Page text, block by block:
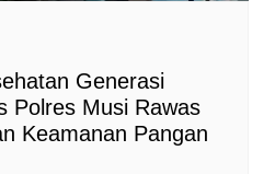
Generasi
Polres Musi Rawas
Keamanan Pangan